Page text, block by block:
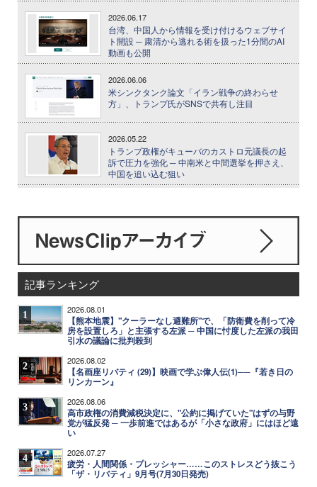
2026.06.17
台湾、中国人から情報を受け付けるウェブサイ
ト開設 ─ 粛清から逃れる術を扱った1分間のAI
動画も公開
2026.06.06
米シンクタンク論文「イラン戦争の終わらせ
方」、トランプ氏がSNSで共有し注目
2026.05.22
トランプ政権がキューバのカストロ元議長の起
訴で圧力を強化 ─ 中南米と中間選挙を押さえ、
中国を追い込む狙い
記事ランキング
1 2026.08.01
【熊本地震】"クーラーなし避難所"で、「防衛費を削って冷
房を設置しろ」と主張する左派 ─ 中国に忖度した左派の我田
引水の議論に批判殺到
2 2026.08.02
【名画座リバティ (29)】映画で学ぶ偉人伝(1)──『若き日の
リンカーン』
3 2026.08.06
高市政権の消費減税決定に、"公約に掲げていた"はずの与野
党が猛反発 ─ 一歩前進ではあるが「小さな政府」にはほど遠
い
4 2026.07.27
疲労・人間関係・プレッシャー……このストレスどう抜こう
「ザ・リバティ」9月号(7月30日発売)